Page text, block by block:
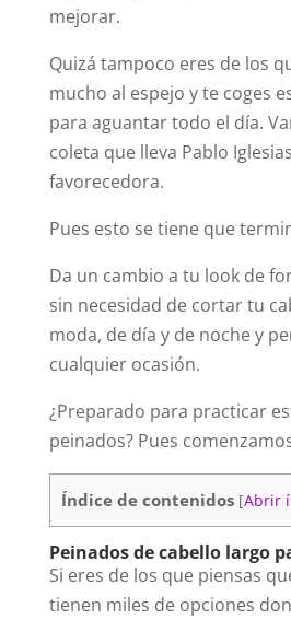
mejorar.
Quizá tampoco eres de los
mucho al espejo y te coges
para aguantar todo el día.
coleta que lleva Pablo
favorecedora.
Pues esto se tiene que
Da un cambio a tu look de
sin necesidad de cortar tu
moda, de día y de noche y
cualquier ocasión.
¿Preparado para practicar
peinados? Pues
Índice de contenidos [Abrir
Peinados de cabello largo
Si eres de los que piensas
tienen miles de opciones